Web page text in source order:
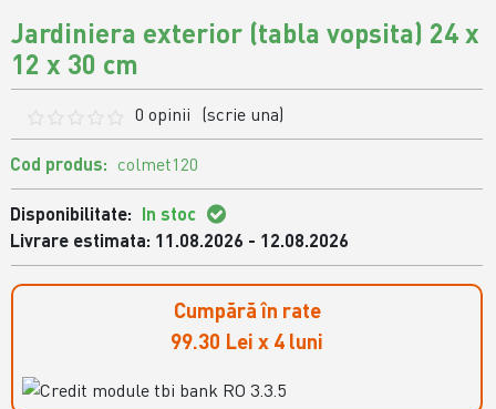
Jardiniera exterior (tabla vopsita) 24 x
12 x 30 cm
0 opinii (scrie una)
Cod produs: colmet120
Disponibilitate: In stoc
Livrare estimata: 11.08.2026 - 12.08.2026
Cumpără în rate
99.30 Lei x 4 luni